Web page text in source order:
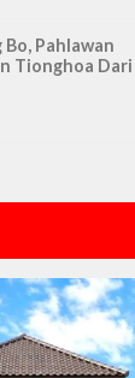
Bo, Pahlawan
Tionghoa Dari